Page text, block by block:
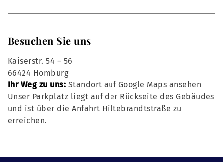
Besuchen Sie uns
Kaiserstr. 54 – 56
66424 Homburg
Ihr Weg zu uns: Standort auf Google Maps ansehen
Unser Parkplatz liegt auf der Rückseite des Gebäudes
und ist über die Anfahrt Hiltebrandtstraße zu
erreichen.